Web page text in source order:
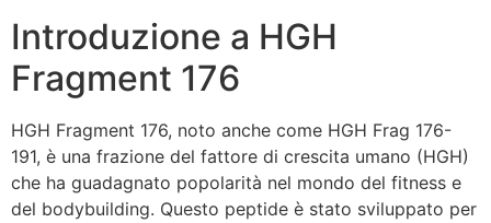
Introduzione a HGH
Fragment 176
HGH Fragment 176, noto anche come HGH Frag 176-
191, è una frazione del fattore di crescita umano (HGH)
che ha guadagnato popolarità nel mondo del fitness e
del bodybuilding. Questo peptide è stato sviluppato per